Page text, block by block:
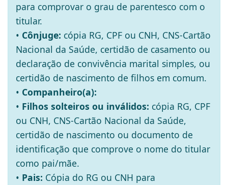
para comprovar o grau de parentesco com o
titular.
• Cônjuge: cópia RG, CPF ou CNH, CNS-Cartão
Nacional da Saúde, certidão de casamento ou
declaração de convivência marital simples, ou
certidão de nascimento de filhos em comum.
• Companheiro(a):
• Filhos solteiros ou inválidos: cópia RG, CPF
ou CNH, CNS-Cartão Nacional da Saúde,
certidão de nascimento ou documento de
identificação que comprove o nome do titular
como pai/mãe.
• Pais: Cópia do RG ou CNH para